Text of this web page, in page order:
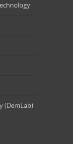
(DemLab)